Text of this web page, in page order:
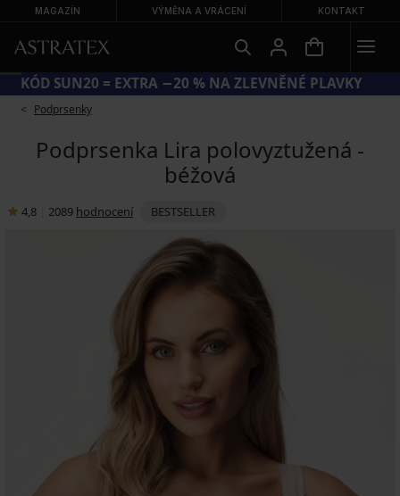
MAGAZÍN VÝMĚNA A VRÁCENÍ KONTAKT
KÓD SUN20 = EXTRA −20 % NA ZLEVNĚNÉ PLAVKY
Podprsenky
Podprsenka Lira polovyztužená -
béžová
4,8 2089 hodnocení BESTSELLER